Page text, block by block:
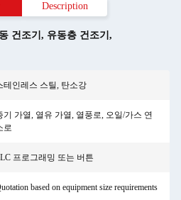
Description
건조기 , 유동층 건조기 ,
테인레스 스틸, 탄소강
기 가열, 열유 가열, 열풍로, 오일/가스 연
로
프로그래밍 또는 버튼
based on equipment size requirements